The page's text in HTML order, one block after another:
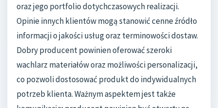
oraz jego portfolio dotychczasowych realizacji.
Opinie innych klientów mogą stanowić cenne źródło
informacji o jakości usług oraz terminowości dostaw.
Dobry producent powinien oferować szeroki
wachlarz materiałów oraz możliwości personalizacji,
co pozwoli dostosować produkt do indywidualnych
potrzeb klienta. Ważnym aspektem jest także